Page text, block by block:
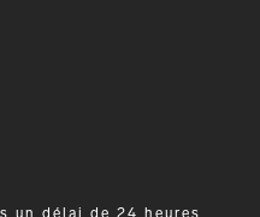
un délai de 24 heures